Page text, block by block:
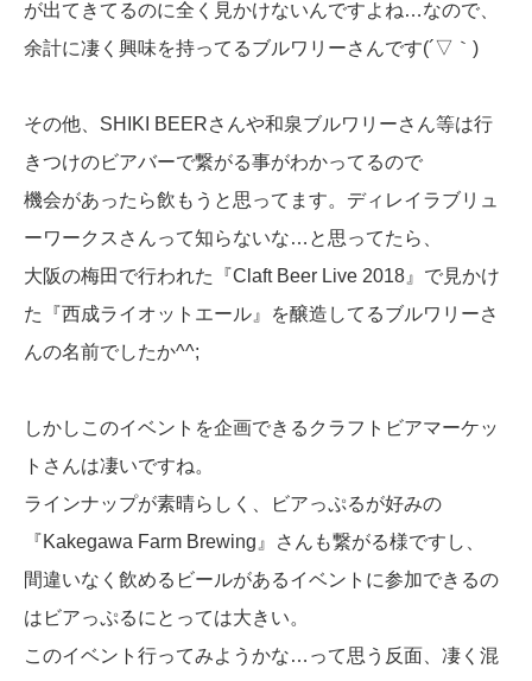
が出てきてるのに全く見かけないんですよね…なので、
余計に凄く興味を持ってるブルワリーさんです(´▽｀)
その他、SHIKI BEERさんや和泉ブルワリーさん等は行
きつけのビアバーで繋がる事がわかってるので
機会があったら飲もうと思ってます。ディレイラブリュ
ーワークスさんって知らないな…と思ってたら、
大阪の梅田で行われた『Claft Beer Live 2018』で見かけ
た『西成ライオットエール』を醸造してるブルワリーさ
んの名前でしたか^^;
しかしこのイベントを企画できるクラフトビアマーケッ
トさんは凄いですね。
ラインナップが素晴らしく、ビアっぷるが好みの
『Kakegawa Farm Brewing』さんも繋がる様ですし、
間違いなく飲めるビールがあるイベントに参加できるの
はビアっぷるにとっては大きい。
このイベント行ってみようかな…って思う反面、凄く混